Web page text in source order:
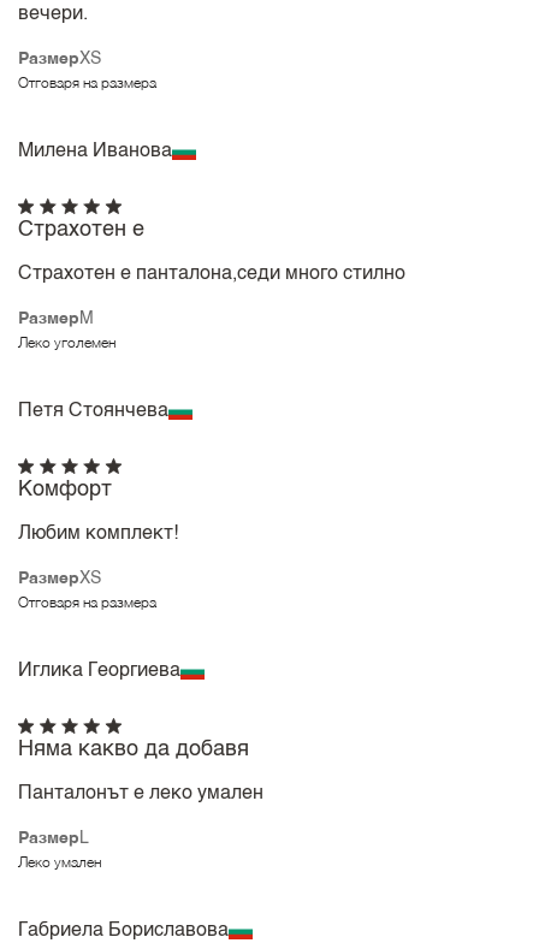
РазмерXS
Отговаря на размера
вечери.
Милена Иванова
Размер M
Леко уголемен
Страхотен е
Страхотен е панталона,седи много стилно
Петя Стоянчева
РазмерXS
Отговаря на размера
Комфорт
Любим комплект!
Иглика Георгиева
Размер L
Леко умален
Няма какво да добавя
Панталонът е леко умален
Габриела Бориславова